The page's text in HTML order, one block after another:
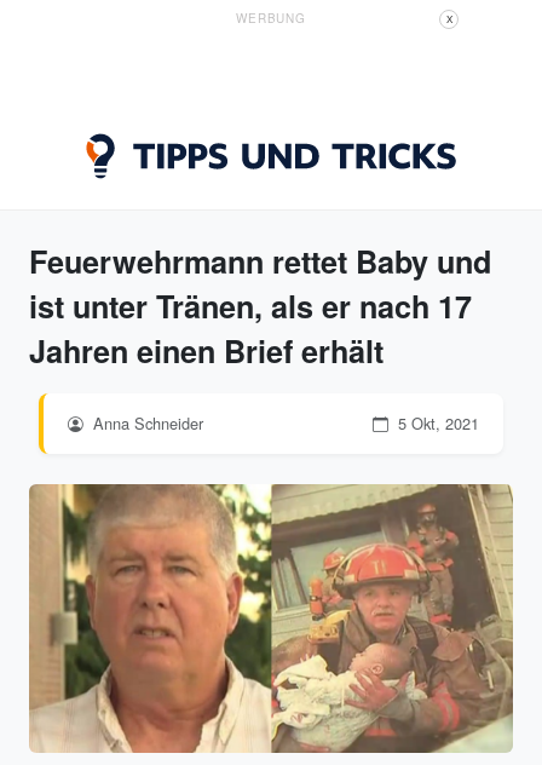
WERBUNG X
Feuerwehrmann rettet Baby und
ist unter Tränen, als er nach 17
Jahren einen Brief erhält
Anna Schneider 5 Okt, 2021